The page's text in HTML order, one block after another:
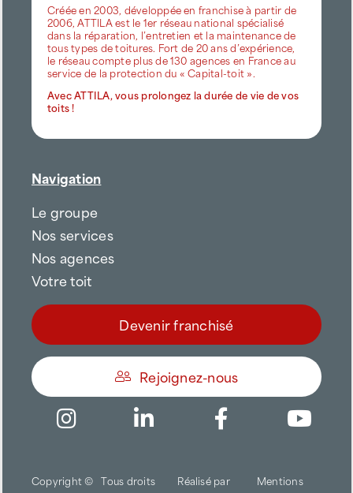
Créée en 2003, développée en franchise à partir de
2006, ATTILA est le 1er réseau national spécialisé
dans la réparation, l’entretien et la maintenance de
tous types de toitures. Fort de 20 ans d’expérience,
le réseau compte plus de 130 agences en France au
service de la protection du « Capital-toit ».
Avec ATTILA, vous prolongez la durée de vie de vos
toits !
Navigation
Le groupe
Nos services
Nos agences
Votre toit
Devenir franchisé
Rejoignez-nous
Copyright © Tous droits
Réalisé par
Mentions
Trouver une agence